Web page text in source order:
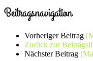
Beitragsnavigation
Vorheriger Beitrag
Zurück zur
Nächster Beitrag